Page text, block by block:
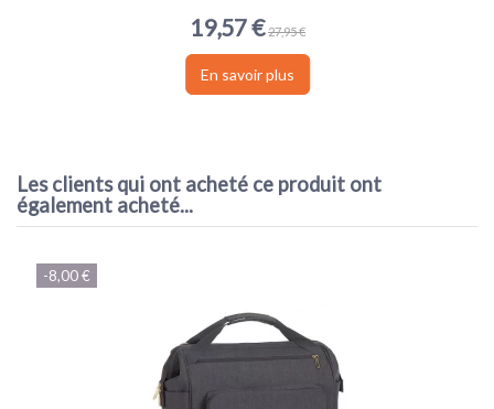
19,57 € 27,95 €
En savoir plus
Les clients qui ont acheté ce produit ont
également acheté...
-8,00 €